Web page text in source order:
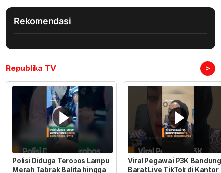
Rekomendasi
Republika TV >
Polisi Diduga Terobos Lampu
Merah Tabrak Balita hingga
Viral Pegawai P3K Bandung
Barat Live TikTok di Kantor